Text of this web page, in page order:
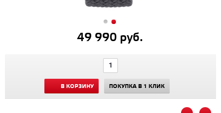
49 990 руб.
В КОРЗИНУ ПОКУПКА В 1 КЛИК